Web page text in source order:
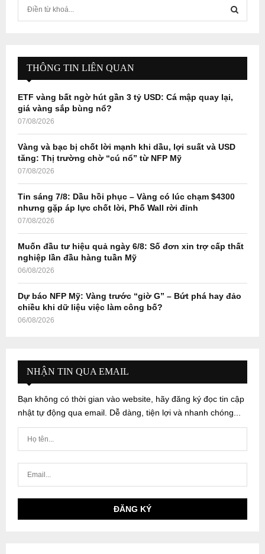
f
r
:
E
A
R
H
THÔNG TIN LIÊN QUAN
ETF vàng bất ngờ hút gần 3 tỷ USD: Cá mập quay lại,
giá vàng sắp bùng nổ?
07/08/2026
Vàng và bạc bị chốt lời mạnh khi dầu, lợi suất và USD
tăng: Thị trường chờ “cú nổ” từ NFP Mỹ
07/08/2026
Tin sáng 7/8: Dầu hồi phục – Vàng có lúc chạm $4300
nhưng gặp áp lực chốt lời, Phố Wall rời đỉnh
07/08/2026
Muốn đầu tư hiệu quả ngày 6/8: Số đơn xin trợ cấp thất
nghiệp lần đầu hàng tuần Mỹ
06/08/2026
Dự báo NFP Mỹ: Vàng trước “giờ G” – Bứt phá hay đảo
chiều khi dữ liệu việc làm công bố?
06/08/2026
NHẬN TIN QUA EMAIL
Bạn không có thời gian vào website, hãy đăng ký đọc tin cập
nhật tự động qua email. Dễ dàng, tiện lợi và nhanh chóng...